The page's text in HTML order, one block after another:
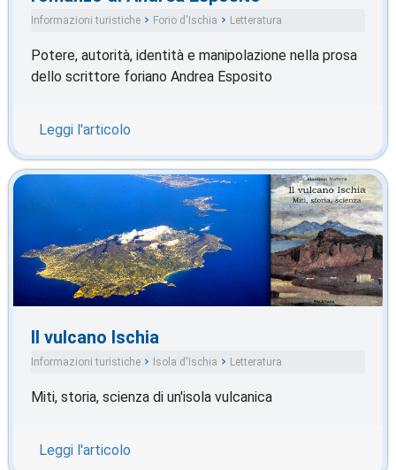
Informazioni turistiche Forio d'Ischia Letteratura
Potere, autorità, identità e manipolazione nella prosa
dello scrittore foriano Andrea Esposito
Leggi l'articolo
Il vulcano Ischia
Informazioni turistiche Isola d'Ischia Letteratura
Miti, storia, scienza di un'isola vulcanica
Leggi l'articolo